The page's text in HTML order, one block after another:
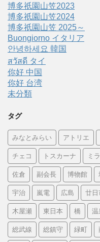
博多祇園山笠2023
博多祇園山笠2024
博多祇園山笠 2025～
Buongiorno イタリア
안녕하세요 韓国
สวัสดี タイ
你好 中国
你好 台湾
未分類
タグ
みなとみらい アトリエ
チェコ トスカーナ ミ
佐倉 副会長 博物館
宇治 嵐電 広島 廿日
木屋瀬 東日本 橋 温
総武線 総鎮守 緑町